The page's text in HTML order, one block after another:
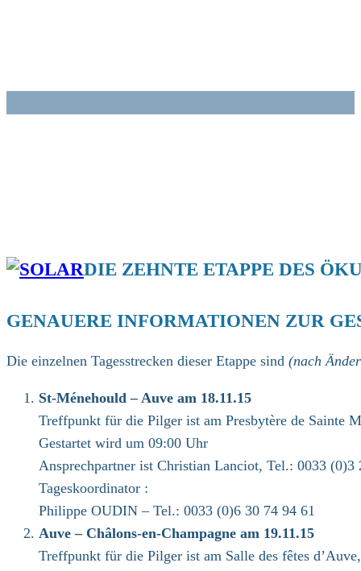
DIE ZEHNTE ETAPPE DES
GENAUERE INFORMATIONEN ZUR
Die einzelnen Tagesstrecken dieser Etappe sind (nach
St-Ménehould – Auve am 18.11.15
Treffpunkt für die Pilger ist am Presbytère de Sainte
Gestartet wird um 09:00 Uhr
Ansprechpartner ist Christian Lanciot, Tel.: 0033
Tageskoordinator :
Philippe OUDIN – Tel.: 0033 (0)6 30 74 94 61
Auve – Châlons-en-Champagne am 19.11.15
Treffpunkt für die Pilger ist am Salle des fêtes